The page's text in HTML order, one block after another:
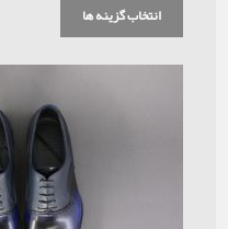
انتخاب گزینه ها